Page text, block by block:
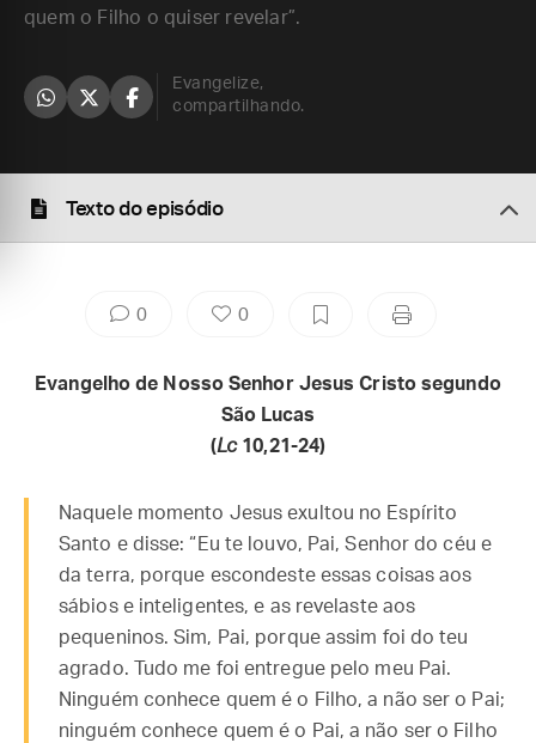
quem o Filho o quiser revelar”.
Evangelize,
compartilhando.
Texto do episódio
0 0
Evangelho de Nosso Senhor Jesus Cristo segundo
São Lucas
(Lc10,21-24)
Naquele momento Jesus exultou no Espírito
Santo e disse: “Eu te louvo, Pai, Senhor do céu e
da terra, porque escondeste essas coisas aos
sábios e inteligentes, e as revelaste aos
pequeninos. Sim, Pai, porque assim foi do teu
agrado. Tudo me foi entregue pelo meu Pai.
Ninguém conhece quem é o Filho, a não ser o Pai;
ninguém conhece quem é o Pai, a não ser o Filho